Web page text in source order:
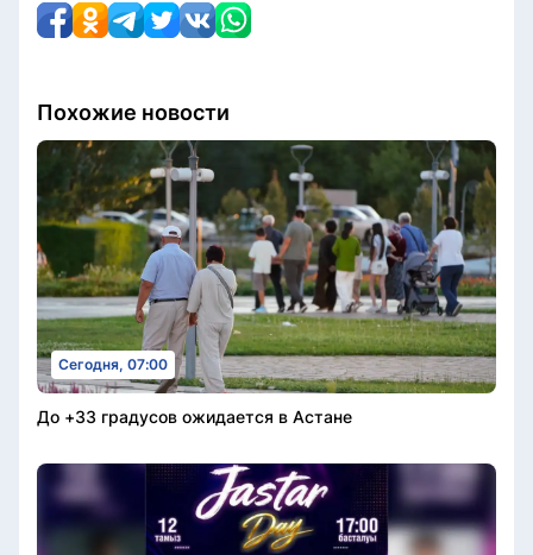
Похожие новости
Сегодня, 07:00
До +33 градусов ожидается в Астане